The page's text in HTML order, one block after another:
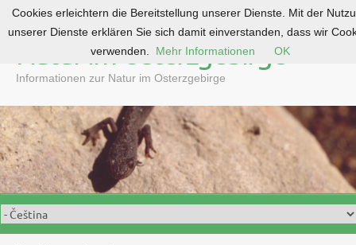
o
c
o
n
t
e
n
Natur im Osterzgebirge
Informationen zur Natur im Osterzgebirge
Cookies erleichtern die Bereitstellung unserer Dienste. Mit der
unserer Dienste erklären Sie sich damit einverstanden, dass wir
verwenden.
Mehr Informationen OK